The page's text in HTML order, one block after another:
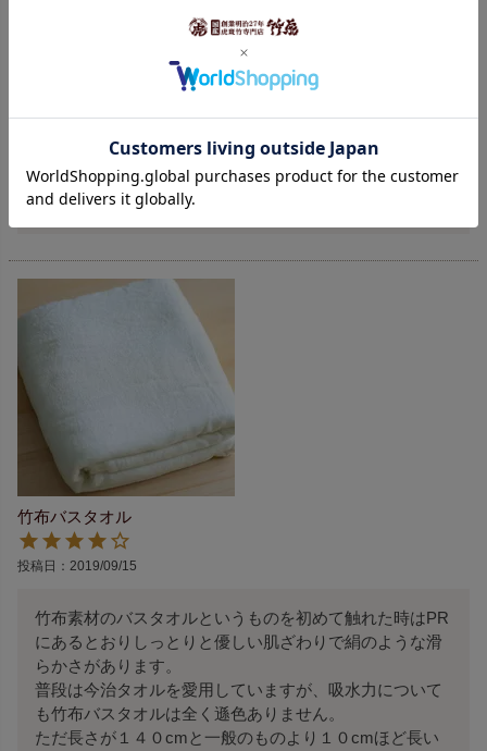
冬場は５本指靴下を履いてでも使用したいと思います。
履き始めから１ヶ月くらいは多少竹皮の毛羽が取れまし
たが３ヶ月経った今ではすっかり足にも馴染んで毛羽も
たが、しっかり編まれていて大変丈夫なのでもっと持つ
ような気がしています。
この商品も大事に使わせていただきます。
竹布バスタオル
投稿日 2019/09/15
竹布素材のバスタオルというものを初めて触れた時はPR
にあるとおりしっとりと優しい肌ざわりで絹のような滑
らかさがあります。
普段は今治タオルを愛用していますが、吸水力について
も竹布バスタオルは全く遜色ありません。
ただ長さが１４０cmと一般のものより１０cmほど長い